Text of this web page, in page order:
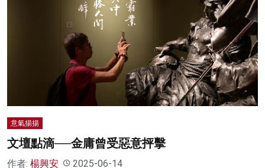
意氣揚揚
文壇點滴──金庸曾受惡意抨擊
作者: 楊興安 2025-06-14